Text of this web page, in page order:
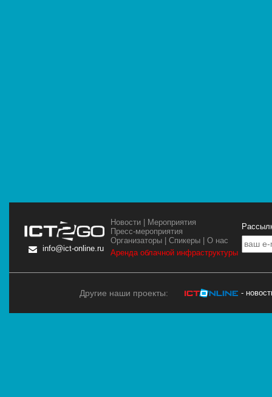
info@ict-online.ru
Новости | Мероприятия
Пресс-мероприятия
Организаторы |Спикеры |О нас
Аренда облачной инфраструктуры
Другие наши проекты: -